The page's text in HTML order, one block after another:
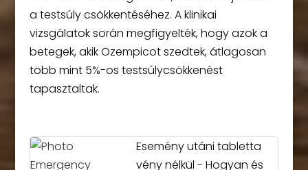
a testsúly csökkentéséhez. A klinikai
vizsgálatok során megfigyelték, hogy azok a
betegek, akik Ozempicot szedtek, átlagosan
több mint 5%-os testsúlycsökkenést
tapasztaltak.
Esemény utáni tabletta
vény nélkül - Hogyan és